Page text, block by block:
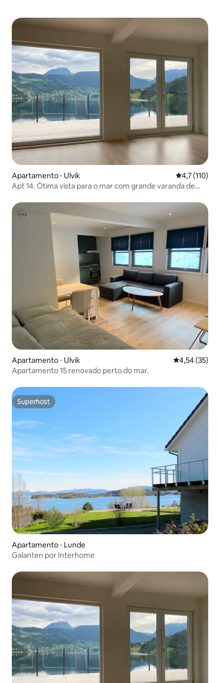
Apartamento ⋅ Ulvik 4,7 de uma
4,7 (110)
Apt 14. Ótima vista para o mar com grande varanda de
Apartamento ⋅ Ulvik 4,54 de uma
4,54 (35)
Apartamento 15 renovado perto do mar.
Superhost
Superhost
Apartamento ⋅ Lunde
Galanten por Interhome